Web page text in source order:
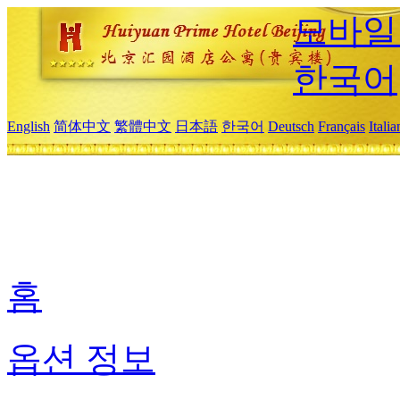
모바
한국어
English 简体中文 繁體中文 日本語 한국어 Deutsch Français
홈
옵션 정보